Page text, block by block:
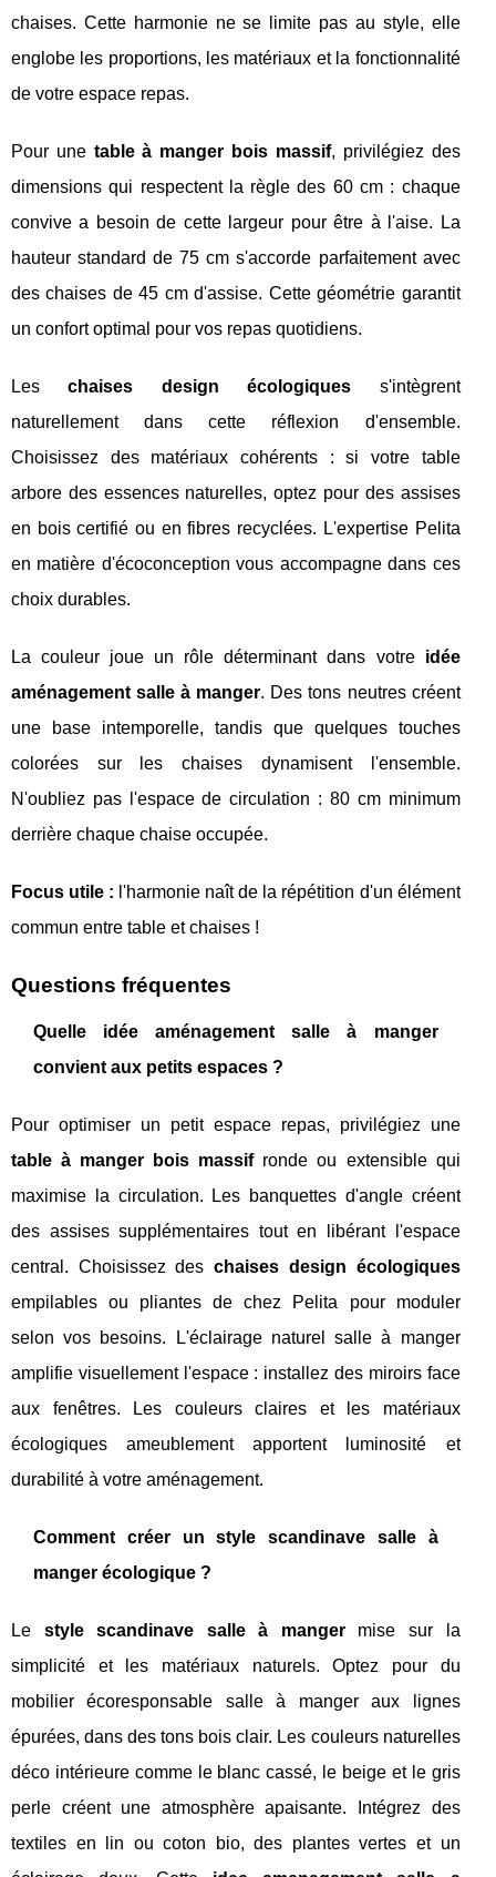
chaises. Cette harmonie ne se limite pas au style, elle
englobe les proportions, les matériaux et la fonctionnalité
de votre espace repas.
Pour une table à manger bois massif, privilégiez des
dimensions qui respectent la règle des 60 cm : chaque
convive a besoin de cette largeur pour être à l'aise. La
hauteur standard de 75 cm s'accorde parfaitement avec
des chaises de 45 cm d'assise. Cette géométrie garantit
un confort optimal pour vos repas quotidiens.
Leschaises design écologiques s'intègrent
naturellement dans cette réflexion d'ensemble.
Choisissez des matériaux cohérents : si votre table
arbore des essences naturelles, optez pour des assises
en bois certifié ou en fibres recyclées. L'expertise Pelita
en matière d'écoconception vous accompagne dans ces
choix durables.
La couleur joue un rôle déterminant dans votre idée
aménagement salle à manger. Des tons neutres créent
une base intemporelle, tandis que quelques touches
colorées sur les chaises dynamisent l'ensemble.
N'oubliez pas l'espace de circulation : 80 cm minimum
derrière chaque chaise occupée.
Focus utile : l'harmonie naît de la répétition d'un élément
commun entre table et chaises !
Questions fréquentes
Quelle idée aménagement salle à manger
convient aux petits espaces ?
Pour optimiser un petit espace repas, privilégiez une
table à manger bois massifronde ou extensible qui
maximise la circulation. Les banquettes d'angle créent
des assises supplémentaires tout en libérant l'espace
central. Choisissez deschaises design écologiques
empilables ou pliantes de chez Pelita pour moduler
selon vos besoins. L'éclairage naturel salle à manger
amplifie visuellement l'espace : installez des miroirs face
aux fenêtres. Les couleurs claires et les matériaux
écologiques ameublement apportent luminosité et
durabilité à votre aménagement.
Comment créer un style scandinave salle à
manger écologique ?
Le style scandinave salle à mangermise sur la
simplicité et les matériaux naturels. Optez pour du
mobilier écoresponsable salle à manger aux lignes
épurées, dans des tons bois clair. Les couleurs naturelles
déco intérieure comme le blanc cassé, le beige et le gris
perle créent une atmosphère apaisante. Intégrez des
textiles en lin ou coton bio, des plantes vertes et un